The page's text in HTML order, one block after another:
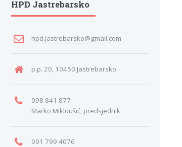
HPD Jastrebarsko
hpd.jastrebarsko@gmail.com
p.p. 20, 10450 Jastrebarsko
098 841 877
Marko Mikloušić, predsjednik
091 799 4076